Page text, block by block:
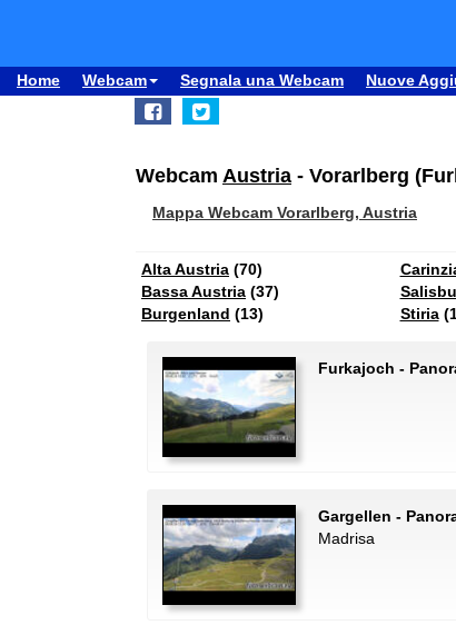
Home Webcam Segnala una Webcam Nuove
Webcam Austria - Vorarlberg
Mappa Webcam Vorarlberg, Austria
Alta Austria (70)
Bassa Austria (37)
Burgenland (13)
Stiria
Furkajoch -
Gargellen -
Madrisa